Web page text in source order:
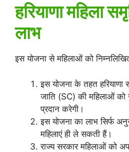
हरियाणा महिला
लाभ
इस योजना से महिलाओं को
इस योजना के तहत हरियाणा
जाति (SC) की महिलाओं को
प्रदान करेगी।
इस योजना का लाभ सिर्फ
महिलाएं ही ले सकती हैं।
राज्य सरकार महिलाओं को